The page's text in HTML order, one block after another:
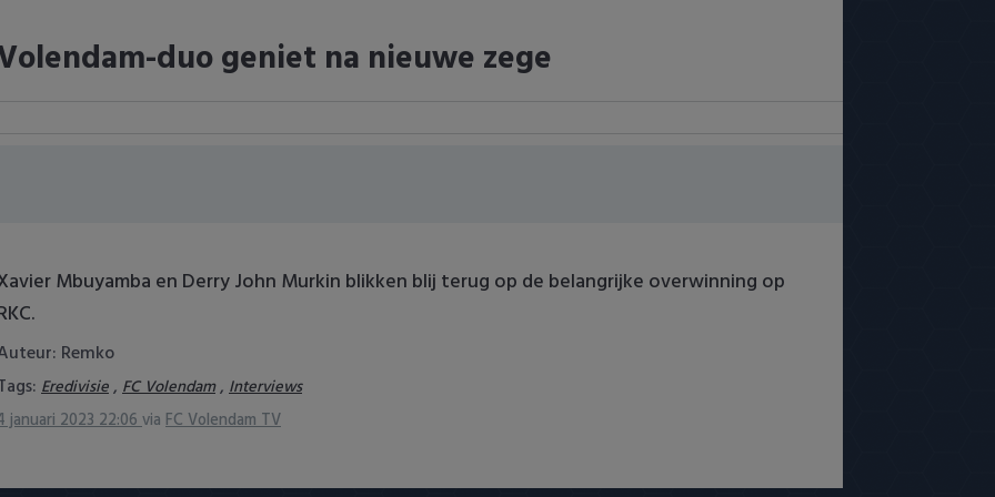
duo geniet na nieuwe zege
Mbuyamba en Derry John Murkin blikken blij terug op de belangrijke overwinning op
Remko
Eredivisie, FC Volendam, Interviews
januari 2023 22:06via FC Volendam TV